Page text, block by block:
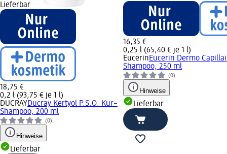
Lieferbar
18,75 €
0,2 l (93,75 € je 1 l)
DUCRAYDucray Kertyol P.S.O. Kur–
Shampoo, 200 ml
(0)
Hinweise
Lieferbar
16,35 €
0,25 l (65,40 € je 1 l)
EucerinEucerin Dermo
Shampoo, 250 ml
(0)
Hinweise
Lieferbar